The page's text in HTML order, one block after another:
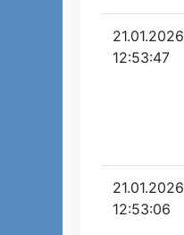
21.01.2026
12:53:47
21.01.2026
12:53:06